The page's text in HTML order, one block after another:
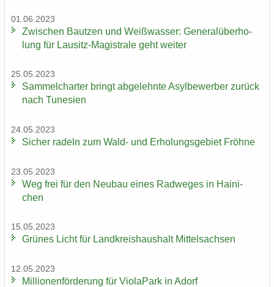
01.06.2023
Zwi­schen Baut­zen und Weiß­was­ser: Ge­ne­ral­über­ho­
lung für Lausitz-​Magistrale geht wei­ter
25.05.2023
Sam­mel­char­ter bringt ab­ge­lehn­te Asyl­be­wer­ber zu­rück
nach Tu­ne­si­en
24.05.2023
Si­cher ra­deln zum Wald- und Er­ho­lungs­ge­biet Fröh­ne
23.05.2023
Weg frei für den Neu­bau eines Rad­we­ges in Hai­ni­
chen
15.05.2023
Grü­nes Licht für Land­kreis­haus­halt Mit­tel­sach­sen
12.05.2023
Mil­lio­nen­för­de­rung für Vio­la­Park in Adorf